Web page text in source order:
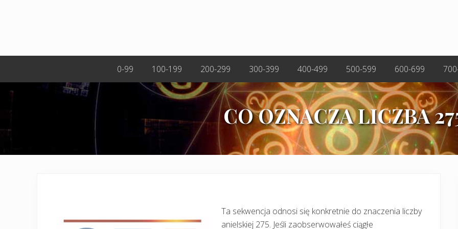
0-99 100-199 200-299 300-399 400-499 500-599 600-699
CO OZNACZA LICZBA
Ta sekwencja odnosi się konkretnie do znaczenia liczby
anielskiej 275. Jeśli zaobserwowałeś ciągłe